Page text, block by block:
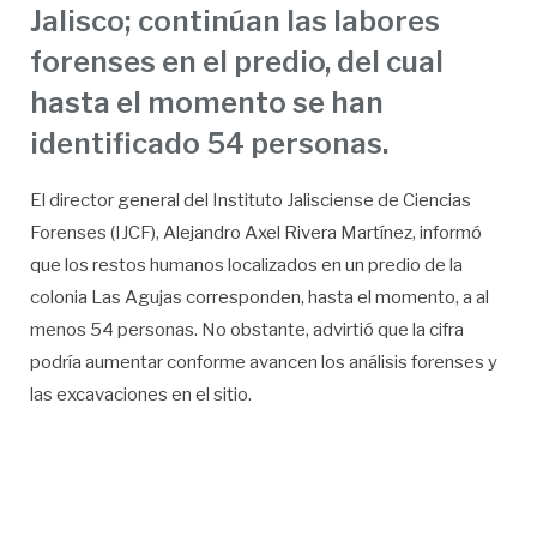
Jalisco; continúan las labores
forenses en el predio, del cual
hasta el momento se han
identificado 54 personas.
El director general del Instituto Jalisciense de Ciencias
Forenses (IJCF), Alejandro Axel Rivera Martínez, informó
que los restos humanos localizados en un predio de la
colonia Las Agujas corresponden, hasta el momento, a al
menos 54 personas. No obstante, advirtió que la cifra
podría aumentar conforme avancen los análisis forenses y
las excavaciones en el sitio.